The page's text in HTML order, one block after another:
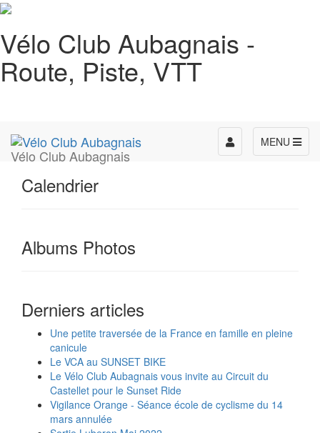
Vélo Club Aubagnais -
Route, Piste, VTT
Vélo Club Aubagnais
MENU
Toggle
navigation
Calendrier
Albums Photos
Derniers articles
Une petite traversée de la France en famille en pleine
canicule
Le VCA au SUNSET BIKE
Le Vélo Club Aubagnais vous invite au Circuit du
Castellet pour le Sunset Ride
Vigilance Orange - Séance école de cyclisme du 14
mars annulée